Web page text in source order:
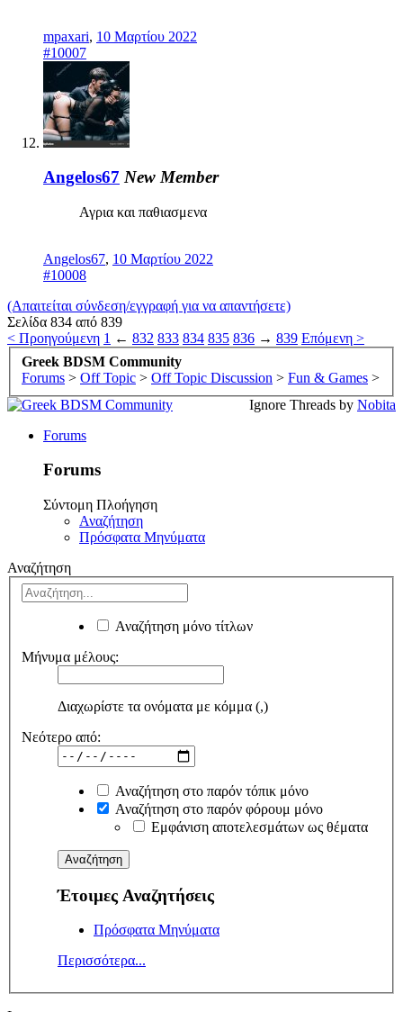
mpaxari, 10 Μαρτίου 2022
#10007
Angelos67 New Member
Αγρια και παθιασμενα
Angelos67, 10 Μαρτίου 2022
#10008
(Απαιτείται σύνδεση/εγγραφή για να απαντήσετε)
Σελίδα 834 από 839
< Προηγούμενη 1 ← 832 833 834 835 836 → 839 Επόμενη >
Greek BDSM Community
Forums > Off Topic > Off Topic Discussion > Fun & Games >
Ignore Threads by Nobita
Forums
Forums
Σύντομη Πλοήγηση
Αναζήτηση
Πρόσφατα Μηνύματα
Αναζήτηση
Αναζήτηση μόνο τίτλων
Μήνυμα μέλους:
Διαχωρίστε τα ονόματα με κόμμα (,)
Νεότερο από:
Αναζήτηση στο παρόν τόπικ μόνο
Αναζήτηση στο παρόν φόρουμ μόνο
Εμφάνιση αποτελεσμάτων ως θέματα
Έτοιμες Αναζητήσεις
Πρόσφατα Μηνύματα
Περισσότερα...